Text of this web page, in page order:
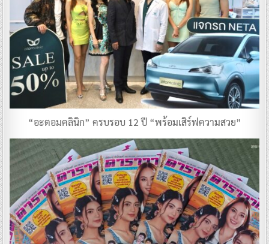
“อะตอมคลินิก” ครบรอบ 12 ปี “พร้อมเสิร์ฟความสวย”